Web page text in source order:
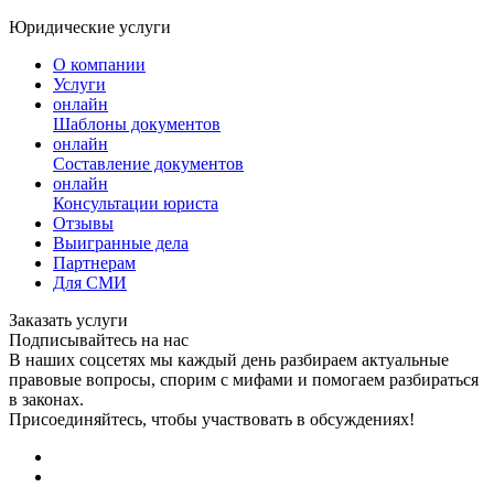
Юридические услуги
О компании
Услуги
онлайн
Шаблоны документов
онлайн
Составление документов
онлайн
Консультации юриста
Отзывы
Выигранные дела
Партнерам
Для СМИ
Заказать услуги
Подписывайтесь на нас
В наших соцсетях мы каждый день разбираем актуальные
правовые вопросы, спорим с мифами и помогаем разбираться
в законах.
Присоединяйтесь, чтобы участвовать в обсуждениях!